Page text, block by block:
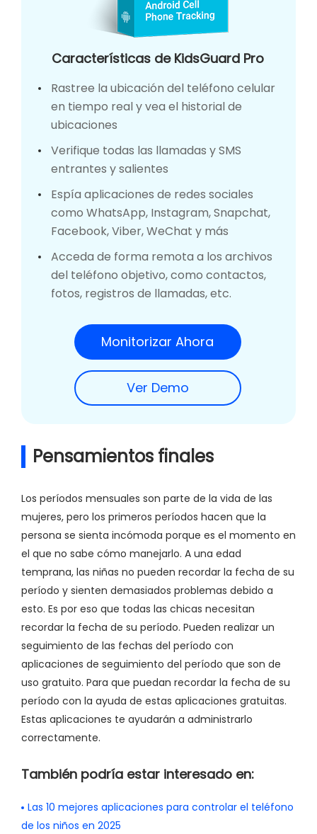
Características de KidsGuard Pro
Rastree la ubicación del teléfono celular
en tiempo real y vea el historial de
ubicaciones
Verifique todas las llamadas y SMS
entrantes y salientes
Espía aplicaciones de redes sociales
como WhatsApp, Instagram, Snapchat,
Facebook, Viber, WeChat y más
Acceda de forma remota a los archivos
del teléfono objetivo, como contactos,
fotos, registros de llamadas, etc.
Monitorizar Ahora
Ver Demo
Pensamientos finales
Los períodos mensuales son parte de la vida de las
mujeres, pero los primeros períodos hacen que la
persona se sienta incómoda porque es el momento en
el que no sabe cómo manejarlo. A una edad
temprana, las niñas no pueden recordar la fecha de su
período y sienten demasiados problemas debido a
esto. Es por eso que todas las chicas necesitan
recordar la fecha de su período. Pueden realizar un
seguimiento de las fechas del período con
aplicaciones de seguimiento del período que son de
uso gratuito. Para que puedan recordar la fecha de su
período con la ayuda de estas aplicaciones gratuitas.
Estas aplicaciones te ayudarán a administrarlo
correctamente.
También podría estar interesado en:
Las 10 mejores aplicaciones para controlar el teléfono
de los niños en 2025